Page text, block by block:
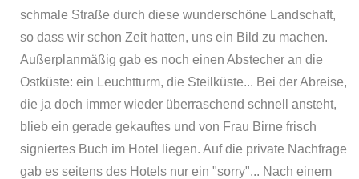
schmale Straße durch diese wunderschöne Landschaft,
so dass wir schon Zeit hatten, uns ein Bild zu machen.
Außerplanmäßig gab es noch einen Abstecher an die
Ostküste: ein Leuchtturm, die Steilküste... Bei der Abreise,
die ja doch immer wieder überraschend schnell ansteht,
blieb ein gerade gekauftes und von Frau Birne frisch
signiertes Buch im Hotel liegen. Auf die private Nachfrage
gab es seitens des Hotels nur ein "sorry"... Nach einem